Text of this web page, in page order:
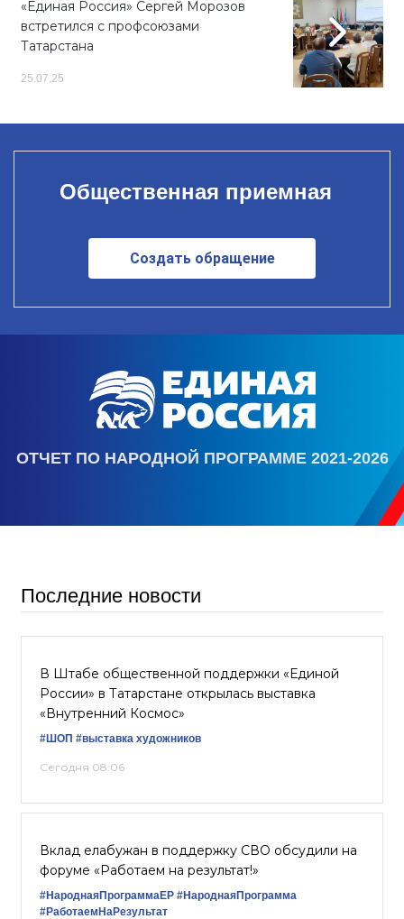
«Единая Россия» Сергей Морозов
встретился с профсоюзами
Татарстана
25.07.25
Общественная приемная
Создать обращение
ОТЧЕТ ПО НАРОДНОЙ ПРОГРАММЕ 2021-2026
Последние новости
В Штабе общественной поддержки «Единой
России» в Татарстане открылась выставка
«Внутренний Космос»
#ШОП #выставка художников
Сегодня 08:06
Вклад елабужан в поддержку СВО обсудили на
форуме «Работаем на результат!»
#НароднаяПрограммаЕР #НароднаяПрограмма
#РаботаемНаРезультат